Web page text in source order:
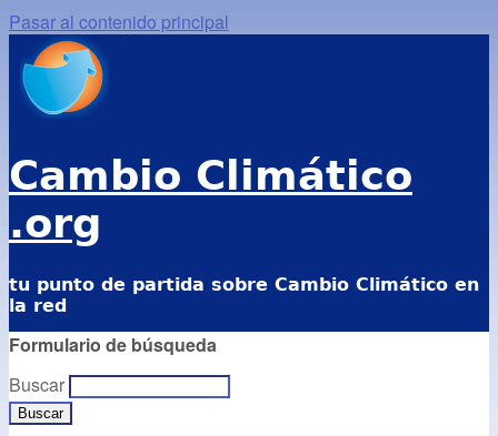
Pasar al contenido principal
Cambio Climático
.org
tu punto de partida sobre Cambio Climático en
la red
Formulario de búsqueda
Buscar